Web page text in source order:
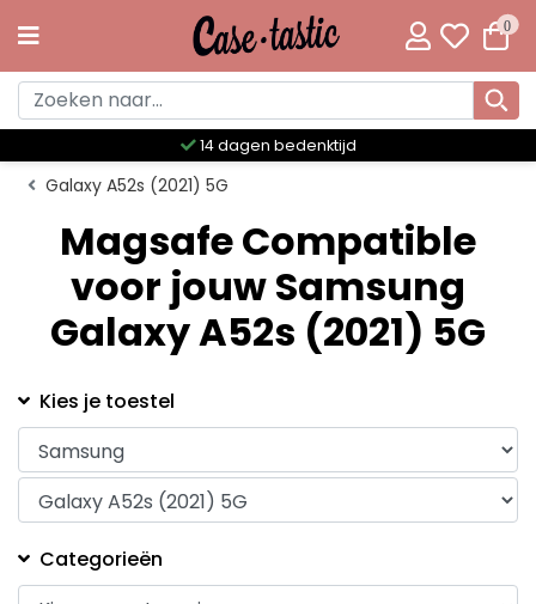
0
14 dagen bedenktijd
Galaxy A52s (2021) 5G
Magsafe Compatible
voor jouw Samsung
Galaxy A52s (2021) 5G
Kies je toestel
Categorieën